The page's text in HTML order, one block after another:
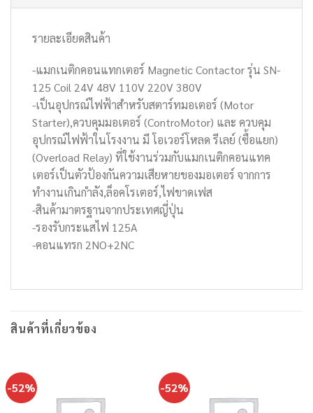
รายละเอียดสินค้า
-แมกเนติกคอนแทกเตอร์ Magnetic Contactor รุ่น SN-
125 Coil 24V 48V 110V 220V 380V
-เป็นอุปกรณ์ไฟฟ้าสำหรับสตาร์ทมอเตอร์ (Motor
Starter),ควบคุมมอเตอร์ (ControMotor) และ ควบคุม
อุปกรณ์ไฟฟ้าในโรงงาน มี โอเวอร์โหลด รีเลย์ (ซื้อแยก)
(Overload Relay) ที่ใช้งานร่วมกับแมกเนติกคอนแทค
เตอร์เป็นตัวป้องกันความเสียหายของมอเตอร์ จากการ
ทำงานเกินกำลัง,ล็อคโรเตอร์,ไฟขาดเฟส
-สินค้ามาตรฐานจากประเทศญี่ปุ่น
-รองรับกระแสไฟ 125A
-คอนแทรก 2NO+2NC
สินค้าที่เกี่ยวข้อง
-52% -52%